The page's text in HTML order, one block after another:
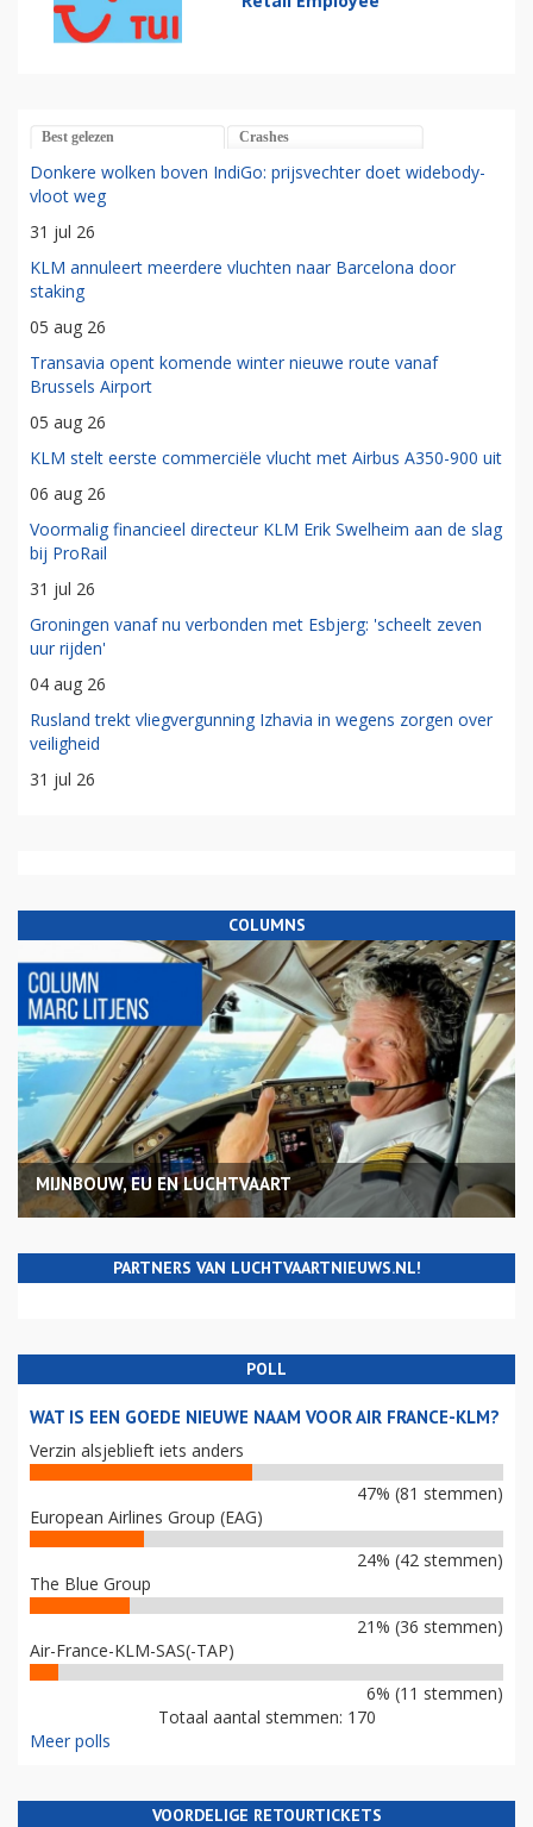
Best gelezen Crashes
Donkere wolken boven IndiGo: prijsvechter doet widebody-
vloot weg
31 jul 26
KLM annuleert meerdere vluchten naar Barcelona door
staking
05 aug 26
Transavia opent komende winter nieuwe route vanaf
Brussels Airport
05 aug 26
KLM stelt eerste commerciële vlucht met Airbus A350-900 uit
06 aug 26
Voormalig financieel directeur KLM Erik Swelheim aan de slag
bij ProRail
31 jul 26
Groningen vanaf nu verbonden met Esbjerg: 'scheelt zeven
uur rijden'
04 aug 26
Rusland trekt vliegvergunning Izhavia in wegens zorgen over
veiligheid
31 jul 26
COLUMNS
MIJNBOUW, EU EN LUCHTVAART
PARTNERS VAN LUCHTVAARTNIEUWS.NL!
POLL
WAT IS EEN GOEDE NIEUWE NAAM VOOR AIR FRANCE-KLM?
Verzin alsjeblieft iets anders
47% (81 stemmen)
European Airlines Group (EAG)
24% (42 stemmen)
The Blue Group
21% (36 stemmen)
Air-France-KLM-SAS(-TAP)
6% (11 stemmen)
Totaal aantal stemmen: 170
Meer polls
VOORDELIGE RETOURTICKETS